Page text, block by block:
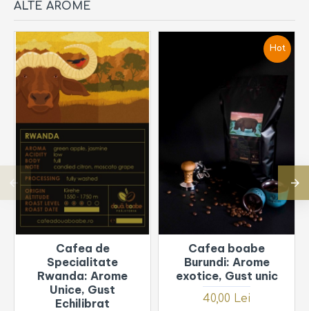
ALTE AROME
Cafea de
Specialitate
Rwanda: Arome
Unice, Gust
Echilibrat
Hot
Cafea boabe
Burundi: Arome
exotice, Gust unic
40,00 Lei